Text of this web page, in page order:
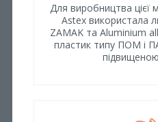
Для виробництва цієї
Astex використала
ZAMAK та Aluminium
пластик типу ПОМ і